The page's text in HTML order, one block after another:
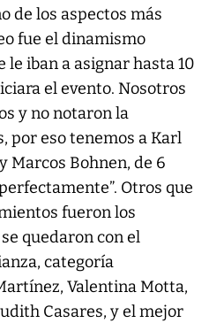
de los aspectos más
fue el dinamismo
le iban a asignar hasta 10
el evento. Nosotros
y no notaron la
por eso tenemos a Karl
Marcos Bohnen, de 6
Otros que
fueron los
quedaron con el
categoría
Valentina Motta,
Casares, y el mejor